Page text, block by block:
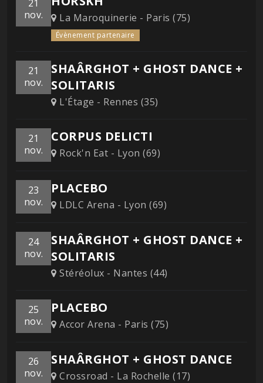
21
nov.
La Maroquinerie - Paris (75)
Évènement partenaire
21
nov.
SHAÂRGHOT + GHOST DANCE +
SOLITARIS
L'Étage - Rennes (35)
21
nov.
CORPUS DELICTI
Rock'n Eat - Lyon (69)
23
nov.
PLACEBO
LDLC Arena - Lyon (69)
24
nov.
SHAÂRGHOT + GHOST DANCE +
SOLITARIS
Stéréolux - Nantes (44)
25
nov.
PLACEBO
Accor Arena - Paris (75)
26
nov.
SHAÂRGHOT + GHOST DANCE
Crossroad - La Rochelle (17)